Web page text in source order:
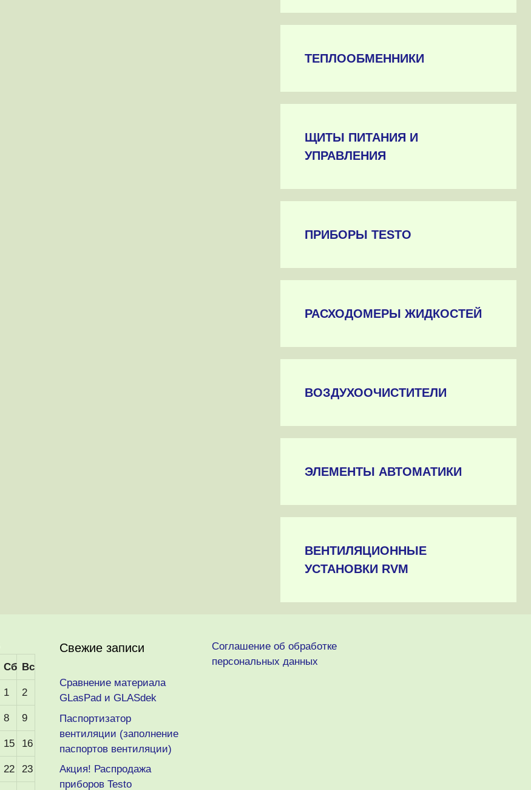
ТЕПЛООБМЕННИКИ
ЩИТЫ ПИТАНИЯ И
УПРАВЛЕНИЯ
ПРИБОРЫ TESTO
РАСХОДОМЕРЫ ЖИДКОСТЕЙ
ВОЗДУХООЧИСТИТЕЛИ
ЭЛЕМЕНТЫ АВТОМАТИКИ
ВЕНТИЛЯЦИОННЫЕ
УСТАНОВКИ RVM
Сб Вс
1 2
8 9
15 16
22 23
Свежие записи
Сравнение материала
GLasPad и GLASdek
Паспортизатор
вентиляции (заполнение
паспортов вентиляции)
Акция! Распродажа
приборов Testo
Соглашение об обработке
персональных данных